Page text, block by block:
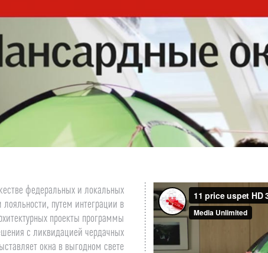
федеральных и локальных
путем интеграции в
проекты программы
с ликвидацией чердачных
окна в выгодном свете